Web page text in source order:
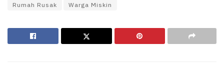
Rumah Rusak
Warga Miskin